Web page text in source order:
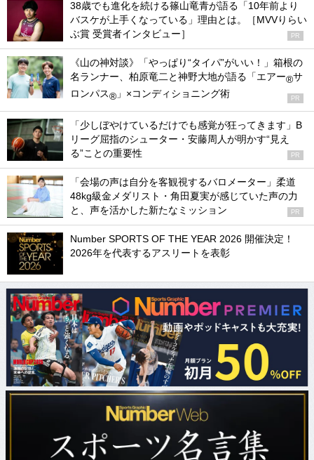
38歳でも進化を続ける篠山竜青が語る「10年前より
バスケが上手くなっている」理由とは。［MVVりらい
ぶ賞 受賞者インタビュー］
PR
《山の神対談》「やっぱり“タイパ”がいい！」箱根の
名ランナー、柏原竜二と神野大地が語る「エアー®サ
ロンパス® 」×コンディショニング術 PR
「少しぼやけているだけでも感覚が狂ってきます」B
リーグ屈指のシューター・安藤周人が明かす“見え
る”ことの重要性
PR
「会場の声は自分を客観視するバロメーター」柔道
48kg級金メダリスト・角田夏実が感じていた声の力
と、声を活かした新たなミッション
PR
Number SPORTS OF THE YEAR 2026 開催決定！
2026年を代表するアスリートを表彰